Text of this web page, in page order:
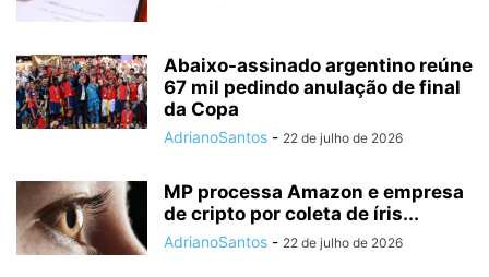
Abaixo-assinado argentino reúne
67 mil pedindo anulação de final
da Copa
AdrianoSantos - 22 de julho de 2026
MP processa Amazon e empresa
de cripto por coleta de íris...
AdrianoSantos - 22 de julho de 2026